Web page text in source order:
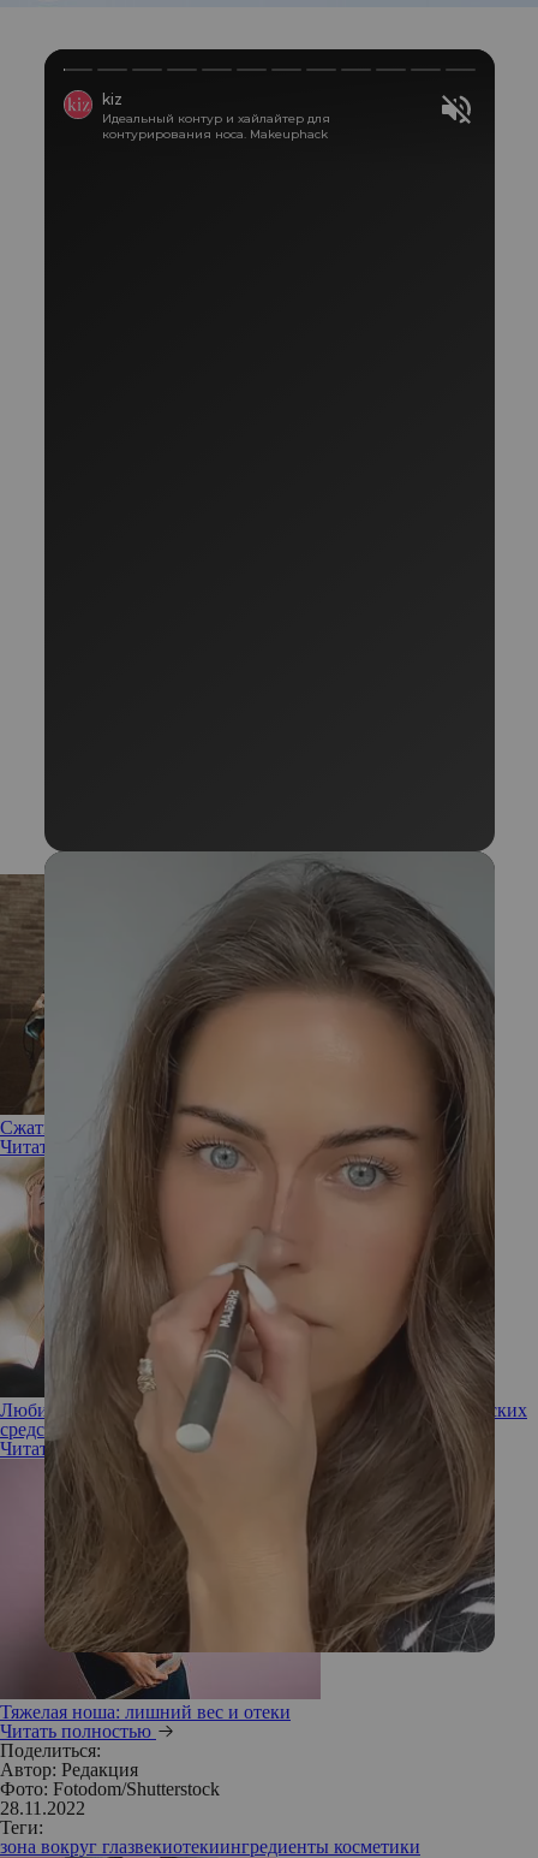
Сжать в объятьях: чем полезна прессотерапия
Читать полностью
Любит ли кожа кофе? Какая польза от кофеина в косметических
средствах
Читать полностью
Тяжелая ноша: лишний вес и отеки
Читать полностью
Поделиться:
Автор: Редакция
Фото: Fotodom/Shutterstock
28.11.2022
Теги:
зона вокруг глазвекиотекиингредиенты косметики